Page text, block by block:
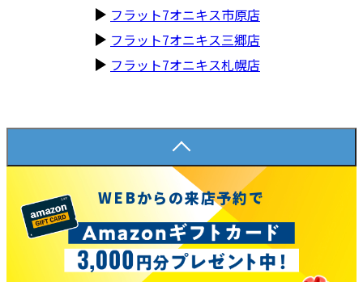
フラット7オニキス市原店
フラット7オニキス三郷店
フラット7オニキス札幌店
WEBからの来店予約で